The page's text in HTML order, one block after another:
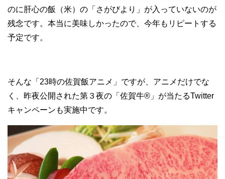
のに肝心の飯（米）の「さがびより」が入っていないのが
残念です。本当に美味しかったので、今年もリピートする
予定です。
そんな「23時の佐賀飯アニメ」ですが、アニメだけでな
く、昨夜公開された第３夜の「佐賀牛®」が当たるTwitter
キャンペーンも実施中です。